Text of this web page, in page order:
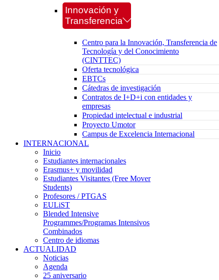
Innovación y
Transferencia
Centro para la Innovación, Transferencia de
Tecnología y del Conocimiento
(CINTTEC)
Oferta tecnológica
EBTCs
Cátedras de investigación
Contratos de I+D+i con entidades y
empresas
Propiedad intelectual e industrial
Proyecto Umotor
Campus de Excelencia Internacional
INTERNACIONAL
Inicio
Estudiantes internacionales
Erasmus+ y movilidad
Estudiantes Visitantes (Free Mover
Students)
Profesores / PTGAS
EULiST
Blended Intensive
Programmes/Programas Intensivos
Combinados
Centro de idiomas
ACTUALIDAD
Noticias
Agenda
25 aniversario